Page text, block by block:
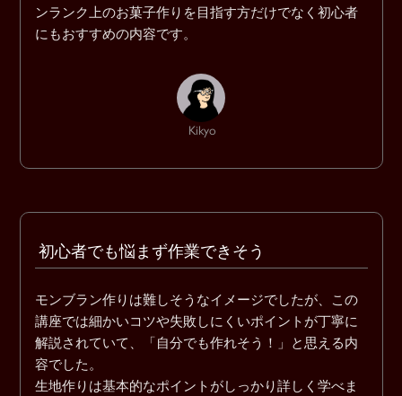
ンランク上のお菓子作りを目指す方だけでなく初心者
にもおすすめの内容です。
Kikyo
初心者でも悩まず作業できそう
モンブラン作りは難しそうなイメージでしたが、この
講座では細かいコツや失敗しにくいポイントが丁寧に
解説されていて、「自分でも作れそう！」と思える内
容でした。
生地作りは基本的なポイントがしっかり詳しく学べま